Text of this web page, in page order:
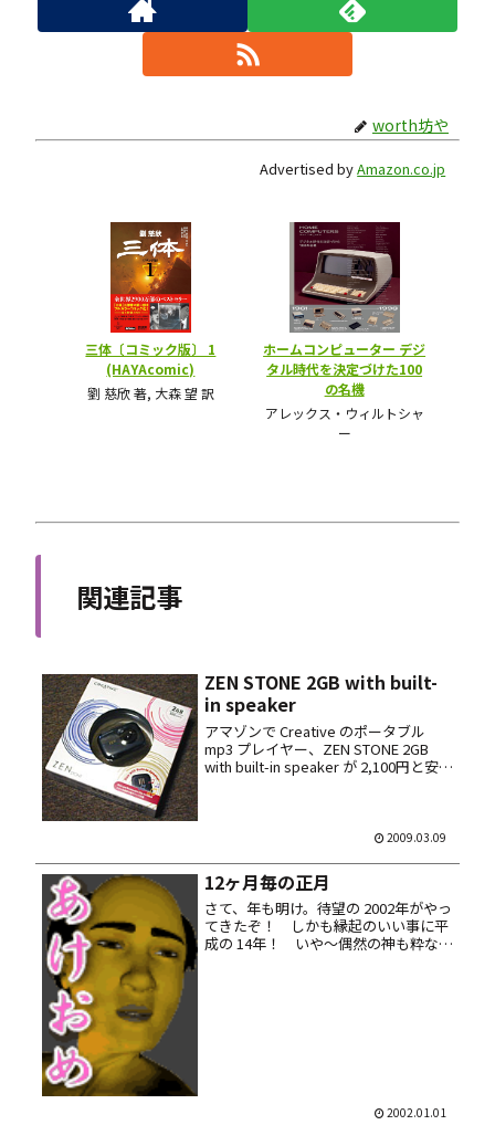
worth坊や
Advertised byAmazon.co.jp
関連記事
ZEN STONE 2GB with built-
in speaker
アマゾンで Creative のポータブル
mp3 プレイヤー、ZEN STONE 2GB
with built-in speaker が 2,100円と安か
2009.03.09
12ヶ月毎の正月
さて、年も明け。待望の 2002年がやっ
てきたぞ！ しかも縁起のいい事に平
成の 14年！ いや～偶然の神も粋なは
2002.01.01